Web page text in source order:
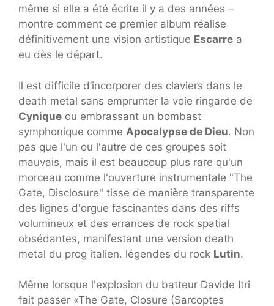
même si elle a été écrite il y a des années –
montre comment ce premier album réalise
définitivement une vision artistique Escarre a
eu dès le départ.
Il est difficile d’incorporer des claviers dans le
death metal sans emprunter la voie ringarde de
Cynique ou embrassant un bombast
symphonique comme Apocalypse de Dieu. Non
pas que l'un ou l'autre de ces groupes soit
mauvais, mais il est beaucoup plus rare qu'un
morceau comme l'ouverture instrumentale "The
Gate, Disclosure" tisse de manière transparente
des lignes d'orgue fascinantes dans des riffs
volumineux et des errances de rock spatial
obsédantes, manifestant une version death
metal du prog italien. légendes du rock Lutin.
Même lorsque l'explosion du batteur Davide Itri
fait passer «The Gate, Closure (Sarcoptes